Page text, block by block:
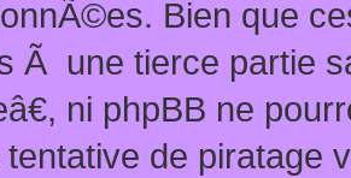
Bien que
Ã une tierce partie
ni phpBB ne
tentative de piratage